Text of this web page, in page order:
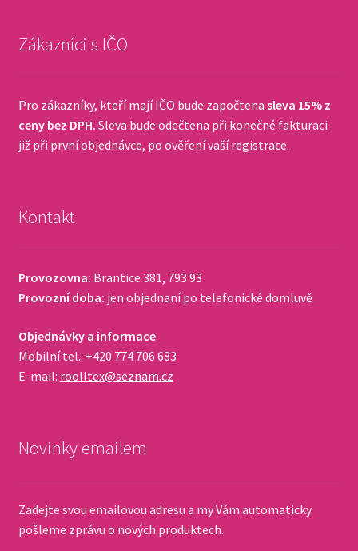
Zákazníci s IČO
Pro zákazníky, kteří mají IČO bude započtena sleva 15% z
ceny bez DPH. Sleva bude odečtena při konečné fakturaci
již při první objednávce, po ověření vaší registrace.
Kontakt
Provozovna: Brantice 381, 793 93
Provozní doba: jen objednaní po telefonické domluvě
Objednávky a informace
Mobilní tel.: +420 774 706 683
E-mail: roolltex@seznam.cz
Novinky emailem
Zadejte svou emailovou adresu a my Vám automaticky
pošleme zprávu o nových produktech.